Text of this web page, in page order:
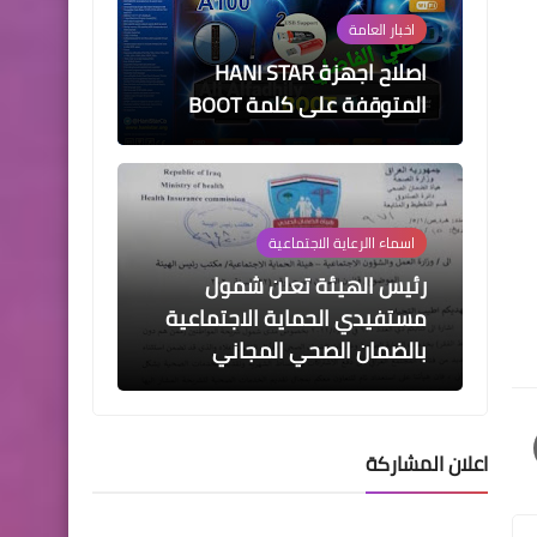
اخبار العامة
اصلاح اجهزة HANI STAR
المتوقفة على كلمة BOOT
اسماء االرعاية الاجتماعية
رئيس الهيئة تعلن شمول
مستفيدي الحماية الاجتماعية
بالضمان الصحي المجاني
اعلان المشاركة